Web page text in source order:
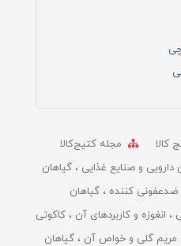
کالا
مجله کتیج‌کالا
دارویی و صنایع غذایی
گیاهان
ضدعفونی کننده
گیاهان
انغوزه و کاربردهای آن
کاکوتی
مریم گلی و خواص آن
گیاهان